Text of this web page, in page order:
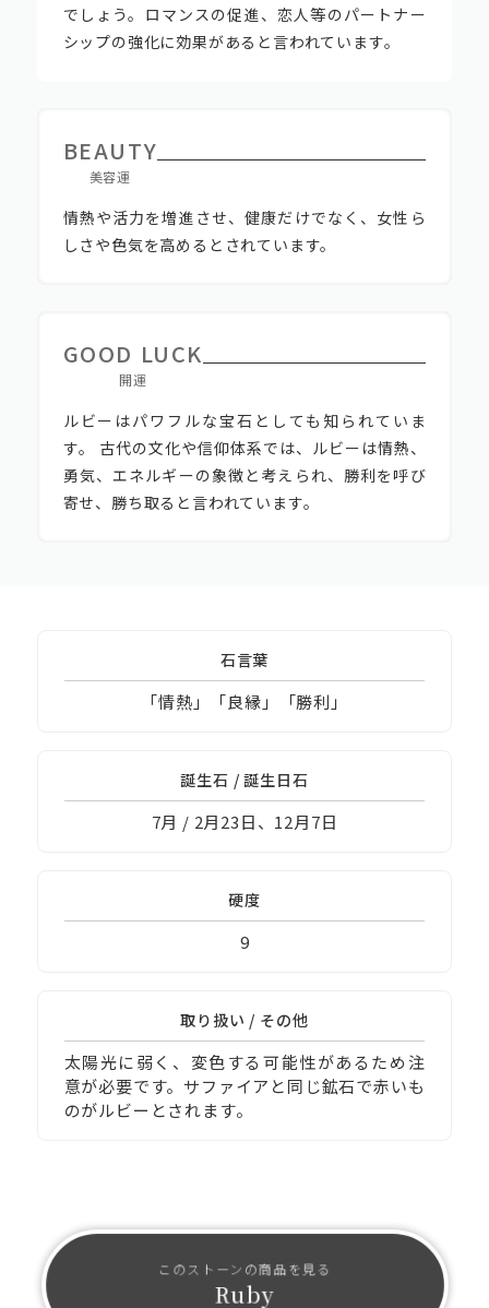
でしょう。ロマンスの促進、恋人等のパートナー
シップの強化に効果があると言われています。
BEAUTY
美容運
情熱や活力を増進させ、健康だけでなく、女性ら
しさや色気を高めるとされています。
GOOD LUCK
開運
ルビーはパワフルな宝石としても知られていま
す。 古代の文化や信仰体系では、ルビーは情熱、
勇気、エネルギーの象徴と考えられ、勝利を呼び
寄せ、勝ち取ると言われています。
石言葉
「情熱」「良縁」「勝利」
誕生石 / 誕生日石
7月 / 2月23日、12月7日
硬度
9
取り扱い / その他
太陽光に弱く、変色する可能性があるため注
意が必要です。サファイアと同じ鉱石で赤いも
のがルビーとされます。
Ruby
このストーンの商品を見る